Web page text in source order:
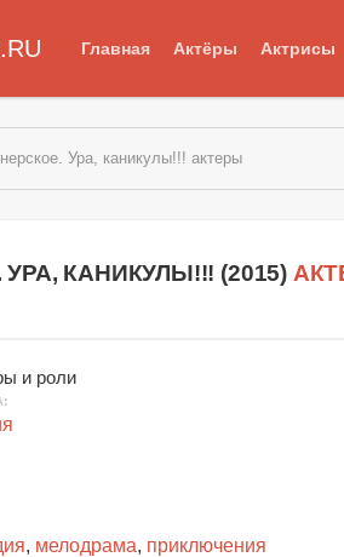
Главная Актёры Актрисы
Ура, каникулы!!! актеры
КАНИКУЛЫ!!! (2015)
, мелодрама, приключения